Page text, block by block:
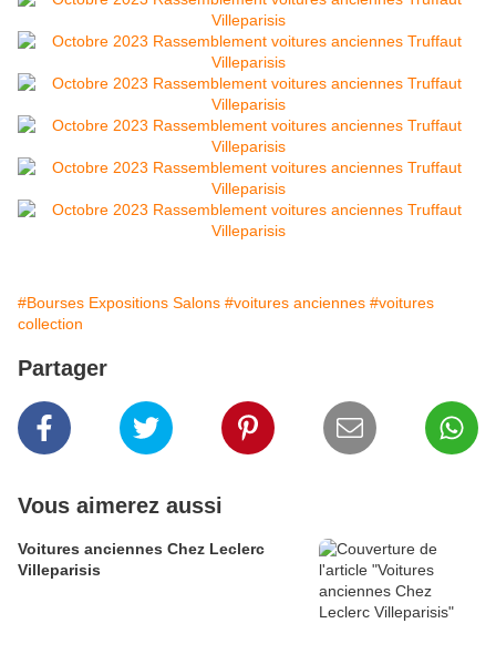
#Bourses Expositions Salons #voitures anciennes #voitures
collection
Partager
Vous aimerez aussi
Voitures anciennes Chez Leclerc
Villeparisis